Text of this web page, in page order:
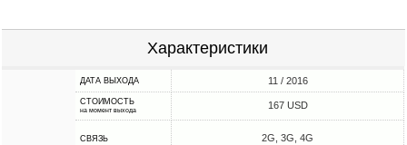
Характеристики
ДАТА ВЫХОДА 11 / 2016
СТОИМОСТЬ
на момент выхода 167 USD
СВЯЗЬ 2G, 3G, 4G